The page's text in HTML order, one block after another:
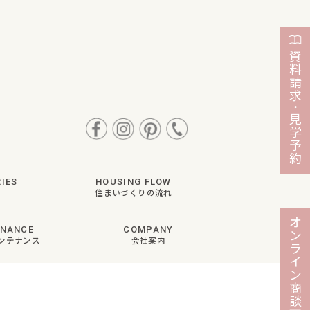
HOUSING FLOW
住まいづくりの流れ
テナンス
COMPANY
会社案内
資
料
請
求
・
見
学
予
約
オ
ン
ラ
イ
ン
商
談